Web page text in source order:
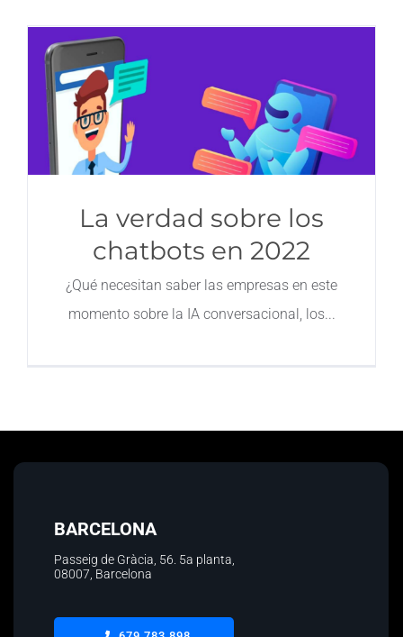
La verdad sobre los
chatbots en 2022
¿Qué necesitan saber las empresas en este
momento sobre la IA conversacional, los
BARCELONA
Passeig de Gràcia, 56. 5a planta
08007, Barcelona